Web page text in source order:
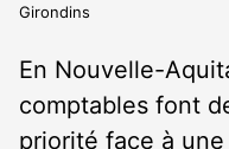
Girondins
En Nouvelle-
comptables font
priorité face à